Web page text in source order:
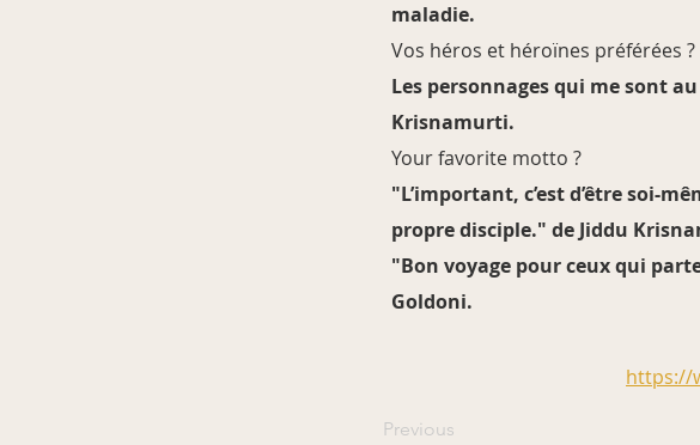
maladie.
Vos héros et héroïnes préférées ?
Les personnages qui me sont
Krisnamurti.
Your favorite motto ?
"L’important, c’est d’être soi-
propre disciple." de Jiddu
"Bon voyage pour ceux qui
Goldoni.
https://
Previous